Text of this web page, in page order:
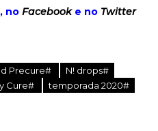
noFacebooke no Twitter
Precure#
N! drops#
Cure#
temporada 2020#